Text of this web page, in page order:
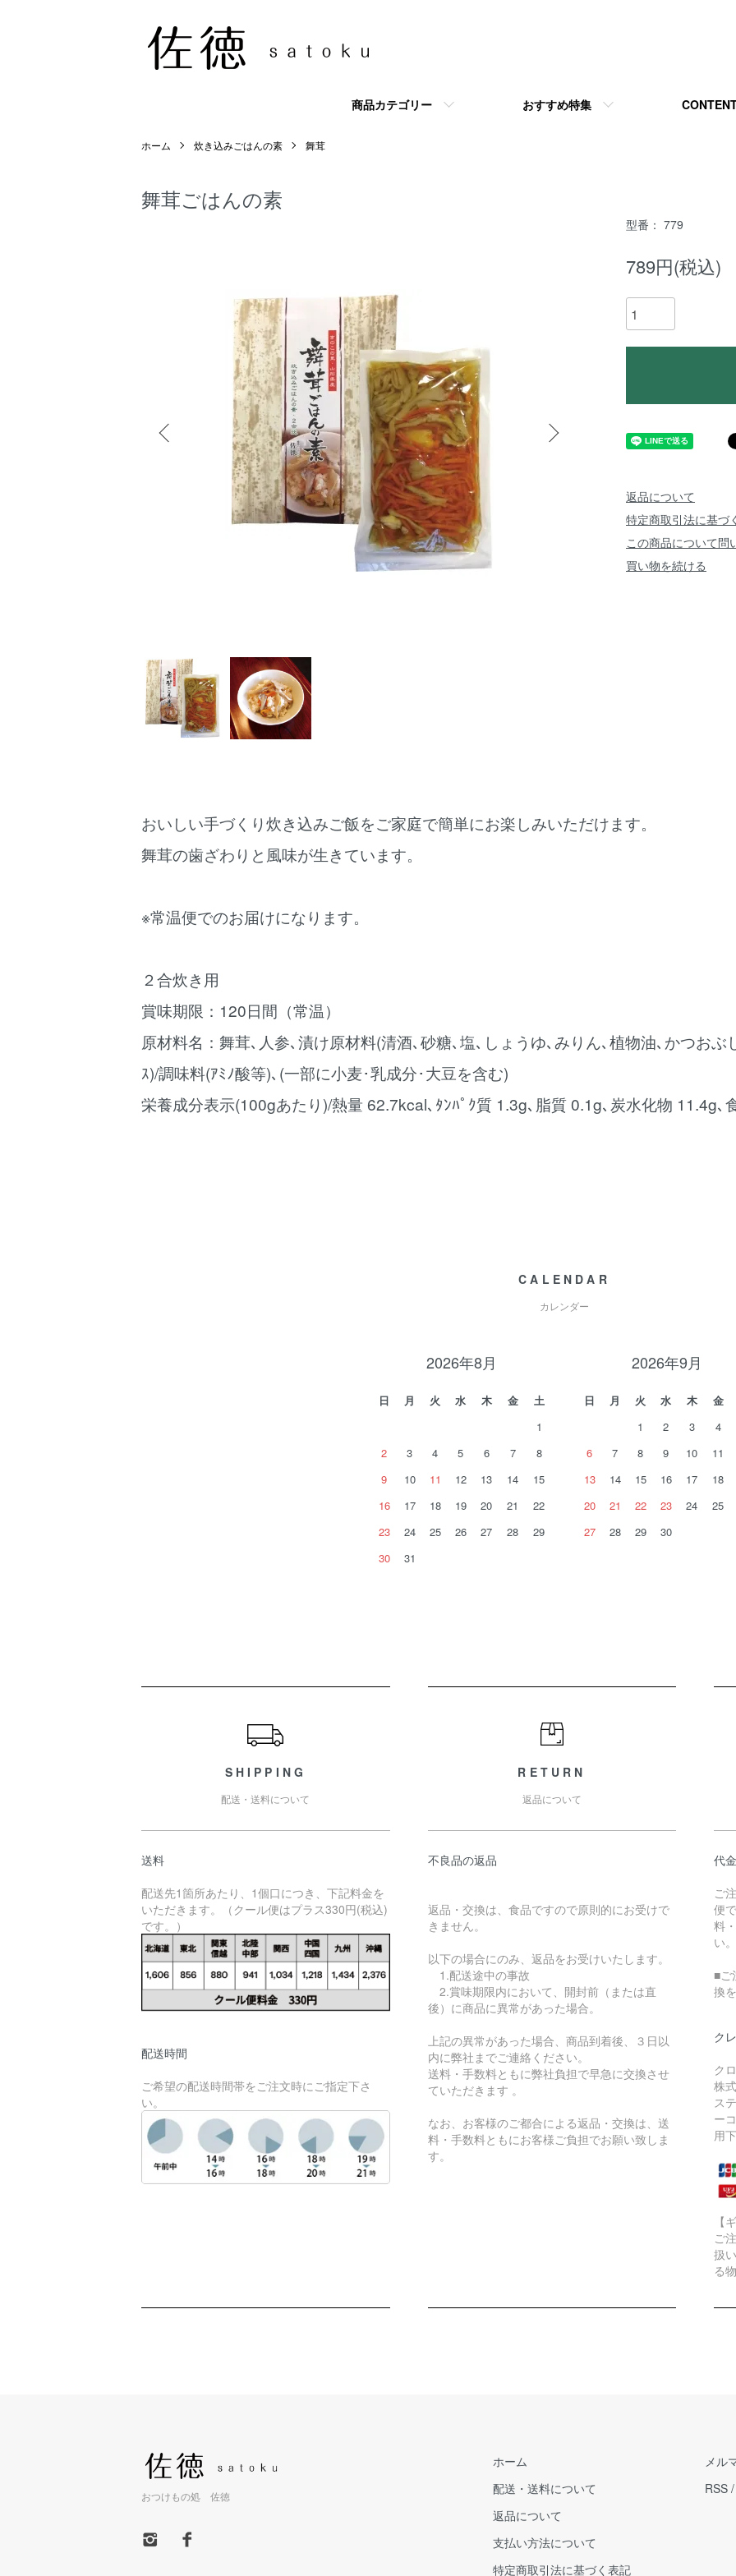
商品カテゴリー おすすめ特集
ホーム 炊き込みごはんの素 舞茸
舞茸ごはんの素
型番： 779
789円(税込)
返品について
特定商取引法に基づ
この商品について問
買い物を続ける
おいしい手づくり炊き込みご飯をご家庭で簡単にお楽しみいただけます。
舞茸の歯ざわりと風味が生きています。
※常温便でのお届けになります。
２合炊き用
賞味期限：120日間（常温）
原材料名：舞茸､人参､漬け原材料(清酒､砂糖､塩､しょうゆ､みりん､植物油､かつおぶ
ｽ)/調味料(ｱﾐﾉ酸等)､(一部に小麦･乳成分･大豆を含む)
栄養成分表示(100gあたり)/熱量 62.7kcal､ﾀﾝﾊﾟｸ質 1.3g､脂質 0.1g､炭水化物 11.4g､
CALENDAR
カレンダー
2026年8月
日 月 火 水 木 金
土
1
2
3 4 5 6 7
8
9
10 11 12 13 14
15
16
17 18 19 20 21
22
23
24 25 26 27 28
29
30
31
2026年9月
日 月 火 水 木 金
1
2 3 4
6
7 8 9 10 11
13
14 15 16 17 18
20
21 22 23 24 25
27
28 29 30
SHIPPING
配送・送料について
送料
配送先1箇所あたり、1個口につき、下記料金を
いただきます。（クール便はプラス330円(税込)
です。）
配送時間
ご希望の配送時間帯をご注文時にご指定下さ
い。
RETURN
返品について
不良品の返品
返品・交換は、食品ですので原則的にお受けで
きません。
以下の場合にのみ、返品をお受けいたします。
1.配送途中の事故
2.賞味期限内において、開封前（または直
後）に商品に異常があった場合。
上記の異常があった場合、商品到着後、３日以
内に弊社までご連絡ください。
送料・手数料ともに弊社負担で早急に交換させ
ていただきます 。
なお、お客様のご都合による返品・交換は、送
料・手数料ともにお客様ご負担でお願い致しま
す。
代
ご
便
料
い。
■ご
換
ク
ク
株
ス
ー
用
【
ご
扱
る
おつけもの処 佐徳
ホーム
配送・送料について
返品について
支払い方法について
特定商取引法に基づく表記
メル
RSS /